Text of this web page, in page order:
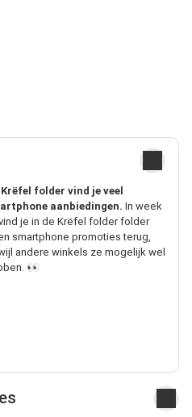
folder vind je veel
aanbiedingen. In week
je in de Krëfel folder folder
smartphone promoties terug,
andere winkels ze mogelijk wel
👀